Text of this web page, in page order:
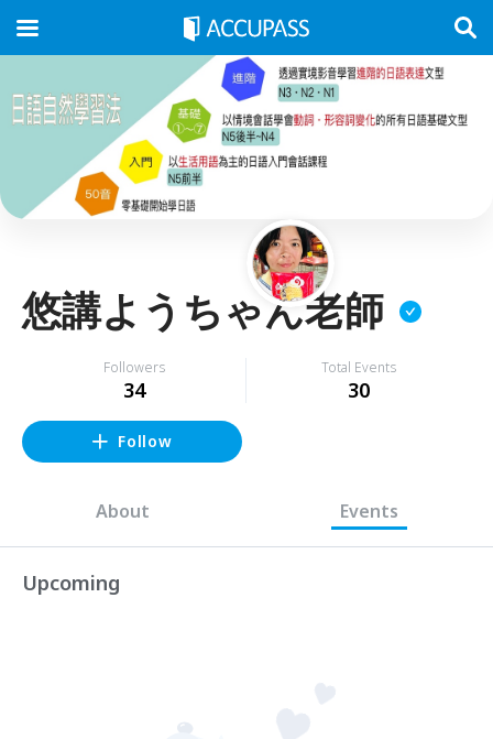
悠講ようちゃん老師
Followers
34
Total Events
30
Follow
About Events
Upcoming